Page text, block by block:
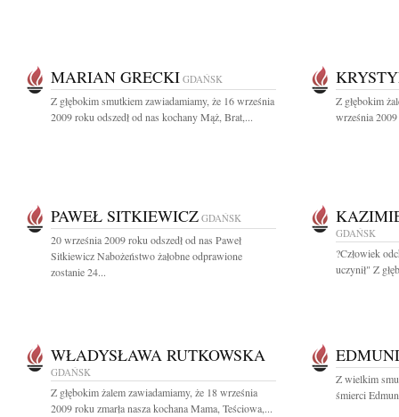
MARIAN GRECKI GDAŃSK
Z głębokim smutkiem zawiadamiamy, że 16 września
2009 roku odszedł od nas kochany Mąż, Brat,...
Z głębokim
września
PAWEŁ SITKIEWICZ GDAŃSK
20 września 2009 roku odszedł od nas Paweł
Sitkiewicz Nabożeństwo żałobne odprawione
zostanie 24...
GDAŃSK
?Człowiek
uczynił" Z
WŁADYSŁAWA RUTKOWSKA
GDAŃSK
Z głębokim żalem zawiadamiamy, że 18 września
2009 roku zmarła nasza kochana Mama, Teściowa,...
Z wielkim
śmierci